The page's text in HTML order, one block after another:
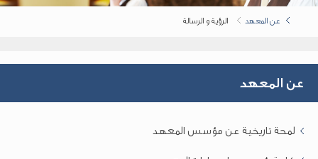
عن المعهد الرؤية و الرسالة
عن المعهد
لمحة تاريخية عن مؤسس المعهد